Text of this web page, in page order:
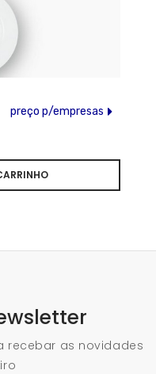
preço p/empresas
recebar as novidades